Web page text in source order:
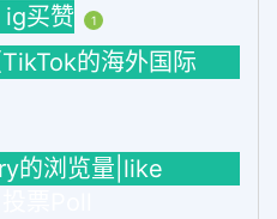
ig买赞 1
的海外国际
的浏览量|like